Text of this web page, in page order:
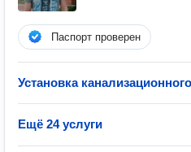
Паспорт проверен
Установка
Ещё 24 услуги